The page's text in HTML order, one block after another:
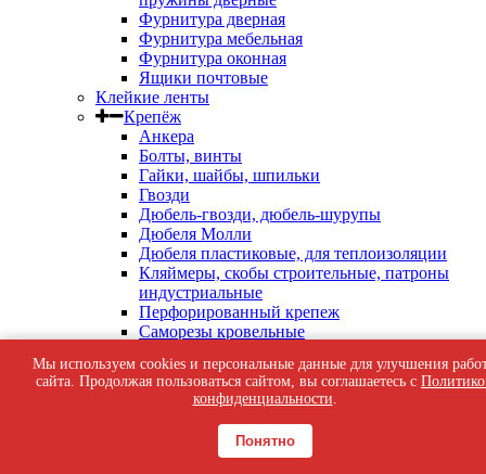
Фурнитура дверная
Фурнитура мебельная
Фурнитура оконная
Ящики почтовые
Клейкие ленты
Крепёж
Анкера
Болты, винты
Гайки, шайбы, шпильки
Гвозди
Дюбель-гвозди, дюбель-шурупы
Дюбеля Молли
Дюбеля пластиковые, для теплоизоляции
Кляймеры, скобы строительные, патроны
индустриальные
Перфорированный крепеж
Саморезы кровельные
Саморезы с пресс-шайбой
Саморезы черные
Такелаж
Тросы, цепи
Шурупы жёлтые универсальные
Мы используем cookies и персональные данные для улучшения
сайта. Продолжая пользоваться сайтом, вы соглашаетесь с
конфиденциальности.
Понятно